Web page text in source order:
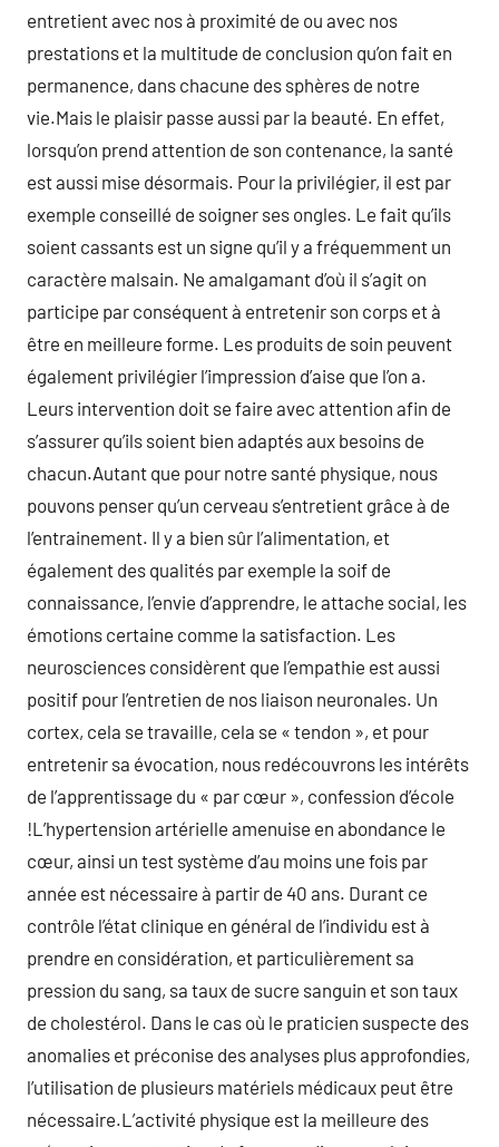
entretient avec nos à proximité de ou avec nos
prestations et la multitude de conclusion qu’on fait en
permanence, dans chacune des sphères de notre
vie.Mais le plaisir passe aussi par la beauté. En effet,
lorsqu’on prend attention de son contenance, la santé
est aussi mise désormais. Pour la privilégier, il est par
exemple conseillé de soigner ses ongles. Le fait qu’ils
soient cassants est un signe qu’il y a fréquemment un
caractère malsain. Ne amalgamant d’où il s’agit on
participe par conséquent à entretenir son corps et à
être en meilleure forme. Les produits de soin peuvent
également privilégier l’impression d’aise que l’on a.
Leurs intervention doit se faire avec attention afin de
s’assurer qu’ils soient bien adaptés aux besoins de
chacun.Autant que pour notre santé physique, nous
pouvons penser qu’un cerveau s’entretient grâce à de
l’entrainement. Il y a bien sûr l’alimentation, et
également des qualités par exemple la soif de
connaissance, l’envie d’apprendre, le attache social, les
émotions certaine comme la satisfaction. Les
neurosciences considèrent que l’empathie est aussi
positif pour l’entretien de nos liaison neuronales. Un
cortex, cela se travaille, cela se « tendon », et pour
entretenir sa évocation, nous redécouvrons les intérêts
de l’apprentissage du « par cœur », confession d’école
!L’hypertension artérielle amenuise en abondance le
cœur, ainsi un test système d’au moins une fois par
année est nécessaire à partir de 40 ans. Durant ce
contrôle l’état clinique en général de l’individu est à
prendre en considération, et particulièrement sa
pression du sang, sa taux de sucre sanguin et son taux
de cholestérol. Dans le cas où le praticien suspecte des
anomalies et préconise des analyses plus approfondies,
l’utilisation de plusieurs matériels médicaux peut être
nécessaire.L’activité physique est la meilleure des